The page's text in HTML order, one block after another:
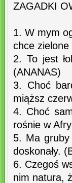
ZAGADKI
1. W mym
chce
2. To jest
(ANANAS)
3. Choć
miąższ
4. Choć
rośnie w
5. Ma gruby
doskonały.
6. Czegoś
nim natura,